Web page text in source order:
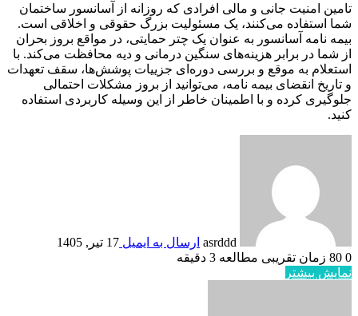
تامین امنیت جانی و مالی افرادی که روزانه از آسانسور ساختمان
شما استفاده می‌کنند، یک مسئولیت بزرگ حقوقی و اخلاقی است.
بیمه نامه آسانسور به عنوان یک چتر حمایتی، در مواقع بروز بحران
از شما در برابر هزینه‌های سنگین درمانی و دیه محافظت می‌کند. با
استعلام به موقع و بررسی دوره‌ای جزییات پوشش‌ها، سقف تعهدات
و تاریخ انقضای بیمه نامه، می‌توانید از بروز مشکلات احتمالی
جلوگیری کرده و با اطمینان خاطر از این وسیله کاربردی استفاده
کنید.
asrddd ارسال به ایمیل 17 تیر, 1405
0
زمان تقریبی مطالعه 3 دقیقه
نمایش بیشتر